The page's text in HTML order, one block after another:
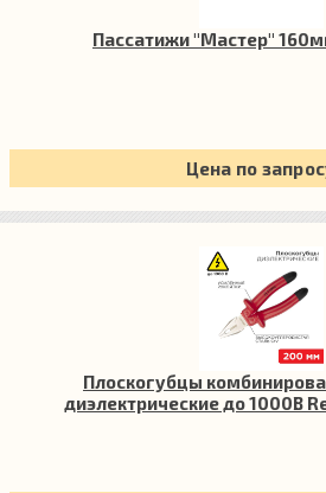
Пассатижи "Мастер"
Цена по
Плоскогубцы
диэлектрические до 1000В